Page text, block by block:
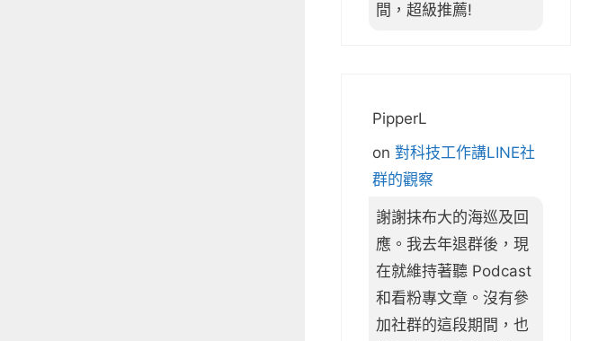
間，超級推薦!
PipperL
on 對科技工作講LINE社
群的觀察
謝謝抹布大的海巡及回
應。我去年退群後，現
在就維持著聽 Podcast
和看粉專文章。沒有參
加社群的這段期間，也